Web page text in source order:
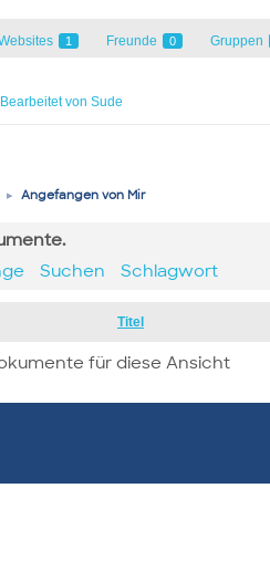
1 Freunde 0 Gruppen
Bearbeitet von Sude
▸ Angefangen von Mir
Suchen Schlagwort
Titel
für diese Ansicht